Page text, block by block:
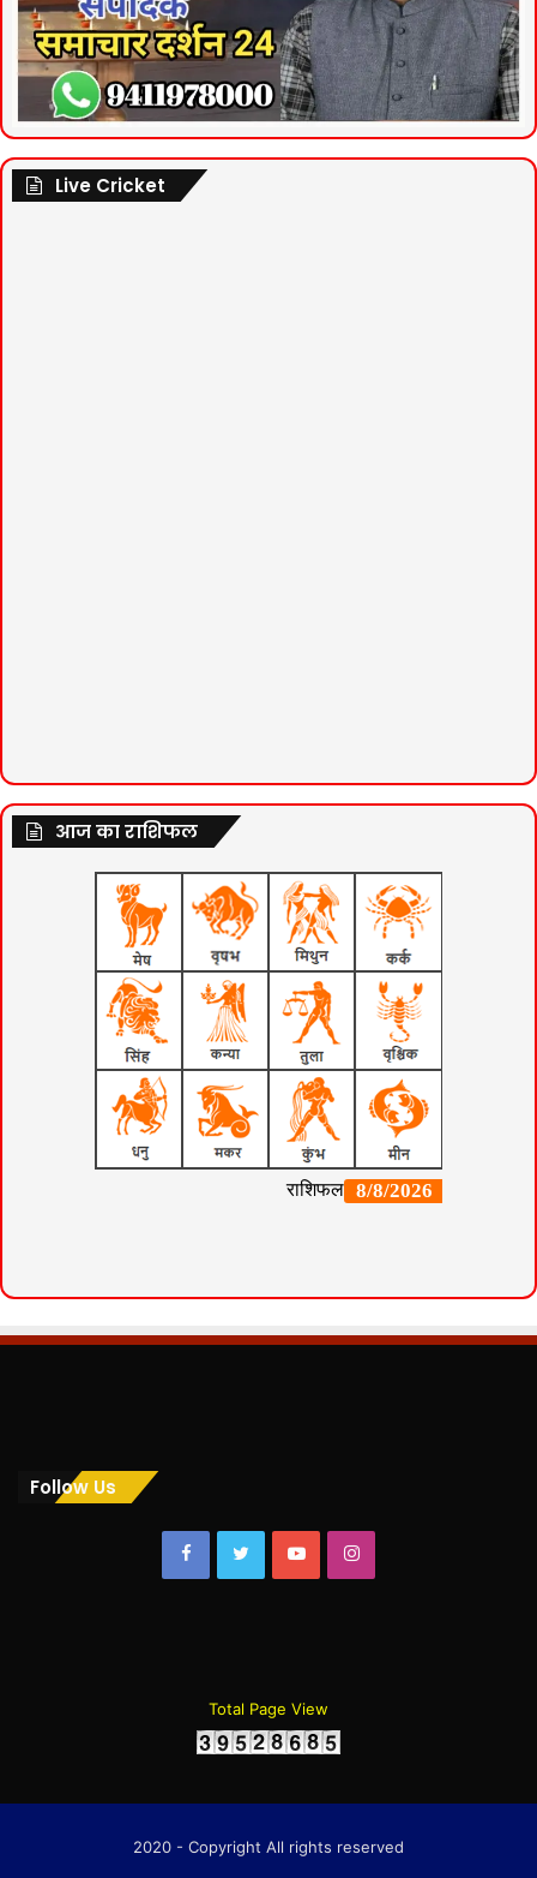
Live Cricket
आज का राशिफल
Follow Us
FacebookTwitterYouTubeInstagram
Total Page View
2020 - Copyright All rights reserved